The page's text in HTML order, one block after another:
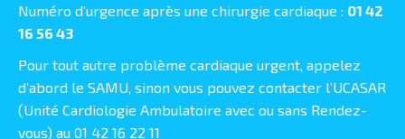
Numéro d’urgence après une chirurgie cardiaque : 01 42
16 56 43
Pour tout autre problème cardiaque urgent, appelez
d’abord le SAMU, sinon vous pouvez contacter l’UCASAR
(Unité Cardiologie Ambulatoire avec ou sans Rendez-
vous) au 01 42 16 22 11